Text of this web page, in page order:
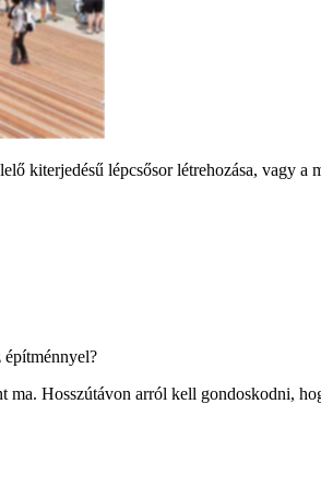
kiterjedésű lépcsősor létrehozása, vagy a
építménnyel?
Hosszútávon arról kell gondoskodni,